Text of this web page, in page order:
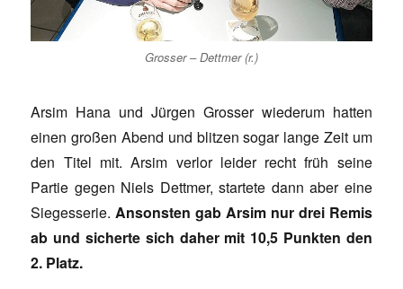
Grosser – Dettmer (r.)
Arsim Hana und Jürgen Grosser wiederum hatten
einen großen Abend und blitzen sogar lange Zeit um
den Titel mit. Arsim verlor leider recht früh seine
Partie gegen Niels Dettmer, startete dann aber eine
Siegesserie.Ansonsten gab Arsim nur drei Remis
ab und sicherte sich daher mit 10,5 Punkten den
2. Platz.